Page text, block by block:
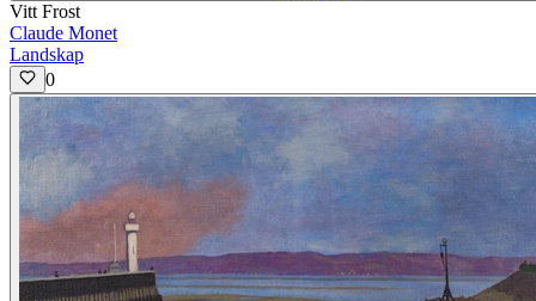
Vitt Frost
Claude Monet
Landskap
0